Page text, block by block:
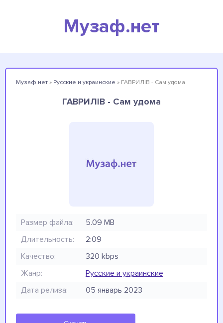
Музаф.нет
Музаф.нет » Русские и украинские » ГАВРИЛІВ - Сам удома
ГАВРИЛІВ - Сам удома
Размер файла:
5.09 MB
Длительность:
2:09
Качество:
320 kbps
Жанр:
Русские и украинские
Дата релиза:
05 январь 2023